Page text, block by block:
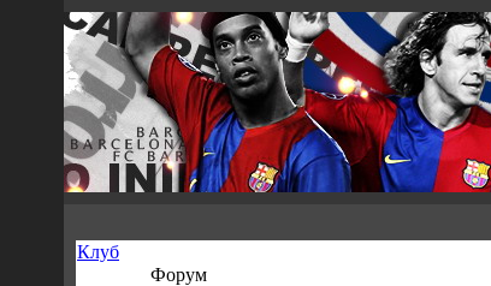
Клуб
Форум